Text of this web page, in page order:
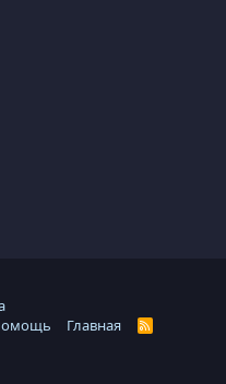
Главная
R